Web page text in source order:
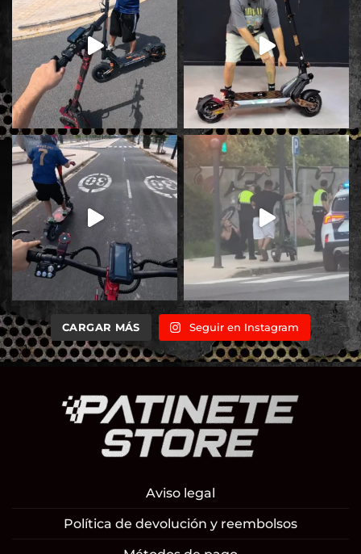
CARGAR MÁS Seguir en Instagram
Aviso legal
Política de devolución y reembolsos